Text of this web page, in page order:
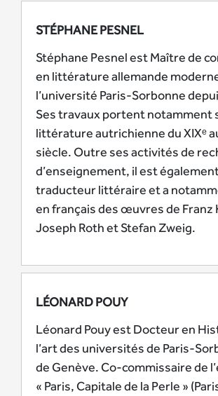
STÉPHANE PESNEL
Stéphane Pesnel est Maître de
en littérature allemande
l’université Paris-Sorbonne
Ses travaux portent notamment
littérature autrichienne du XIXᵉ
siècle. Outre ses activités de
d’enseignement, il est
traducteur littéraire et a
en français des œuvres de Franz
Joseph Roth et Stefan Zweig.
LÉONARD POUY
Léonard Pouy est Docteur en
l’art des universités de Paris-
de Genève. Co-commissaire de
« Paris, Capitale de la Perle »